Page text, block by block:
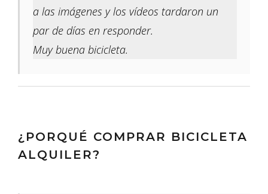
a las imágenes y los vídeos tardaron un
par de días en responder.
Muy buena bicicleta.
¿PORQUÉ COMPRAR BICICLETA
ALQUILER?